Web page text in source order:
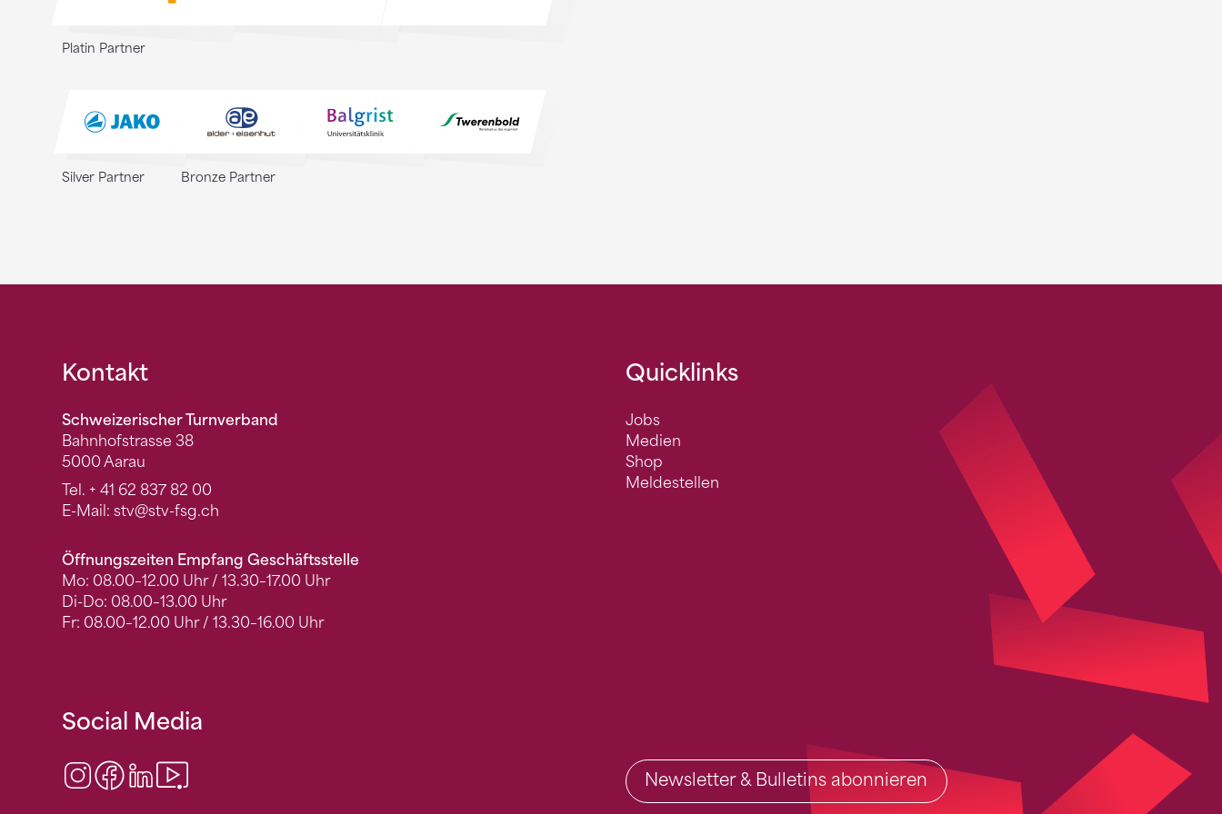
Platin Partner
Silver Partner Bronze Partner
Fusszeile
Kontakt
Schweizerischer Turnverband
Bahnhofstrasse 38
5000 Aarau
Tel. + 41 62 837 82 00
E-Mail: stv@stv-fsg.ch
Öffnungszeiten Empfang Geschäftsstelle
Mo: 08.00–12.00 Uhr / 13.30–17.00 Uhr
Di-Do: 08.00–13.00 Uhr
Fr: 08.00–12.00 Uhr / 13.30–16.00 Uhr
Quicklinks
Jobs
Medien
Shop
Meldestellen
Social Media
Instagram
Facebook
LinkedIn Newsletter & Bulletins abonnieren